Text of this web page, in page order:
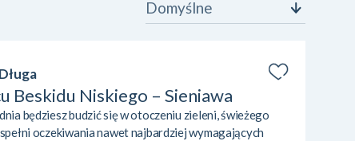
Domyślne
Beskidu Niskiego – Sieniawa
będziesz budzić się w otoczeniu zieleni, świeżego
oczekiwania nawet najbardziej wymagających